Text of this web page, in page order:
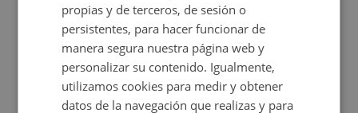
Impuestos no incluidos
42.800€
62,7m2
propias y de terceros, de sesión o
persistentes, para hacer funcionar de
manera segura nuestra página web y
personalizar su contenido. Igualmente,
utilizamos cookies para medir y obtener
datos de la navegación que realizas y para